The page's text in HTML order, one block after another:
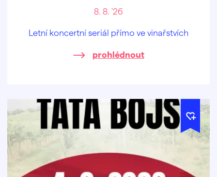
8. 8. '26
Letní koncertní seriál přímo ve vinařstvích
prohlédnout